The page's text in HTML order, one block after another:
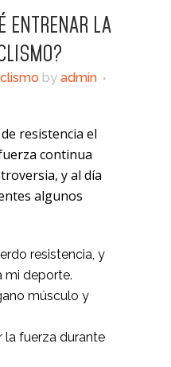
ENTRENAR LA
by admin
resistencia el
continua
y al día
algunos
resistencia, y
mi deporte.
músculo y
la fuerza durante